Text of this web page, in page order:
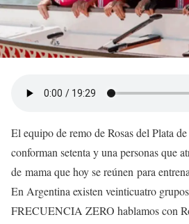
El equipo de remo de Rosas del Plata
conforman setenta y una personas que
de mama que hoy se reúnen para
En Argentina existen veinticuatro
FRECUENCIA ZERO hablamos con